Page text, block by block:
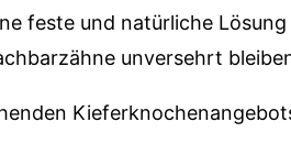
feste und natürliche
unversehrt